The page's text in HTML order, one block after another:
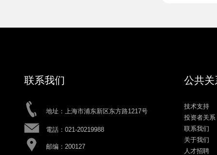
联系我们
地址：上海市浦东新区东方路1217号
電話：021-20219988
邮编：200127
公共关
技术支持
投资者关系
联系我们
关于我们
人才招聘